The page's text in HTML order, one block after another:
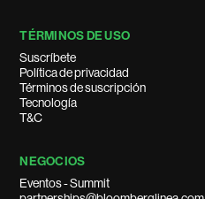
TÉRMINOS DE USO
Suscríbete
Política de privacidad
Términos de suscripción
Tecnología
T&C
NEGOCIOS
Eventos - Summit